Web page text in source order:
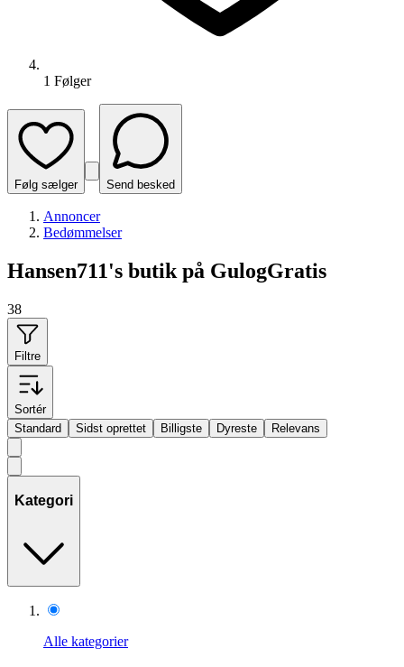
1 Følger
Følg sælger Send besked
Annoncer
Bedømmelser
Hansen711's butik på GulogGratis
38
Filtre
Sortér
Standard
Sidst oprettet Billigste Dyreste Relevans
Kategori
Alle kategorier